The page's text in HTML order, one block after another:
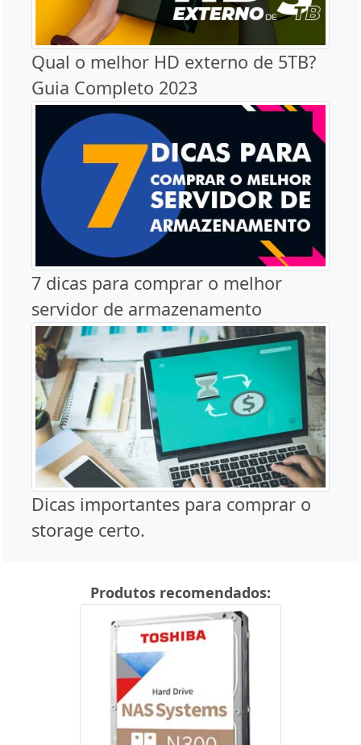
Qual o melhor HD externo de 5TB?
Guia Completo 2023
7 dicas para comprar o melhor
servidor de armazenamento
Dicas importantes para comprar o
storage certo.
Produtos recomendados: